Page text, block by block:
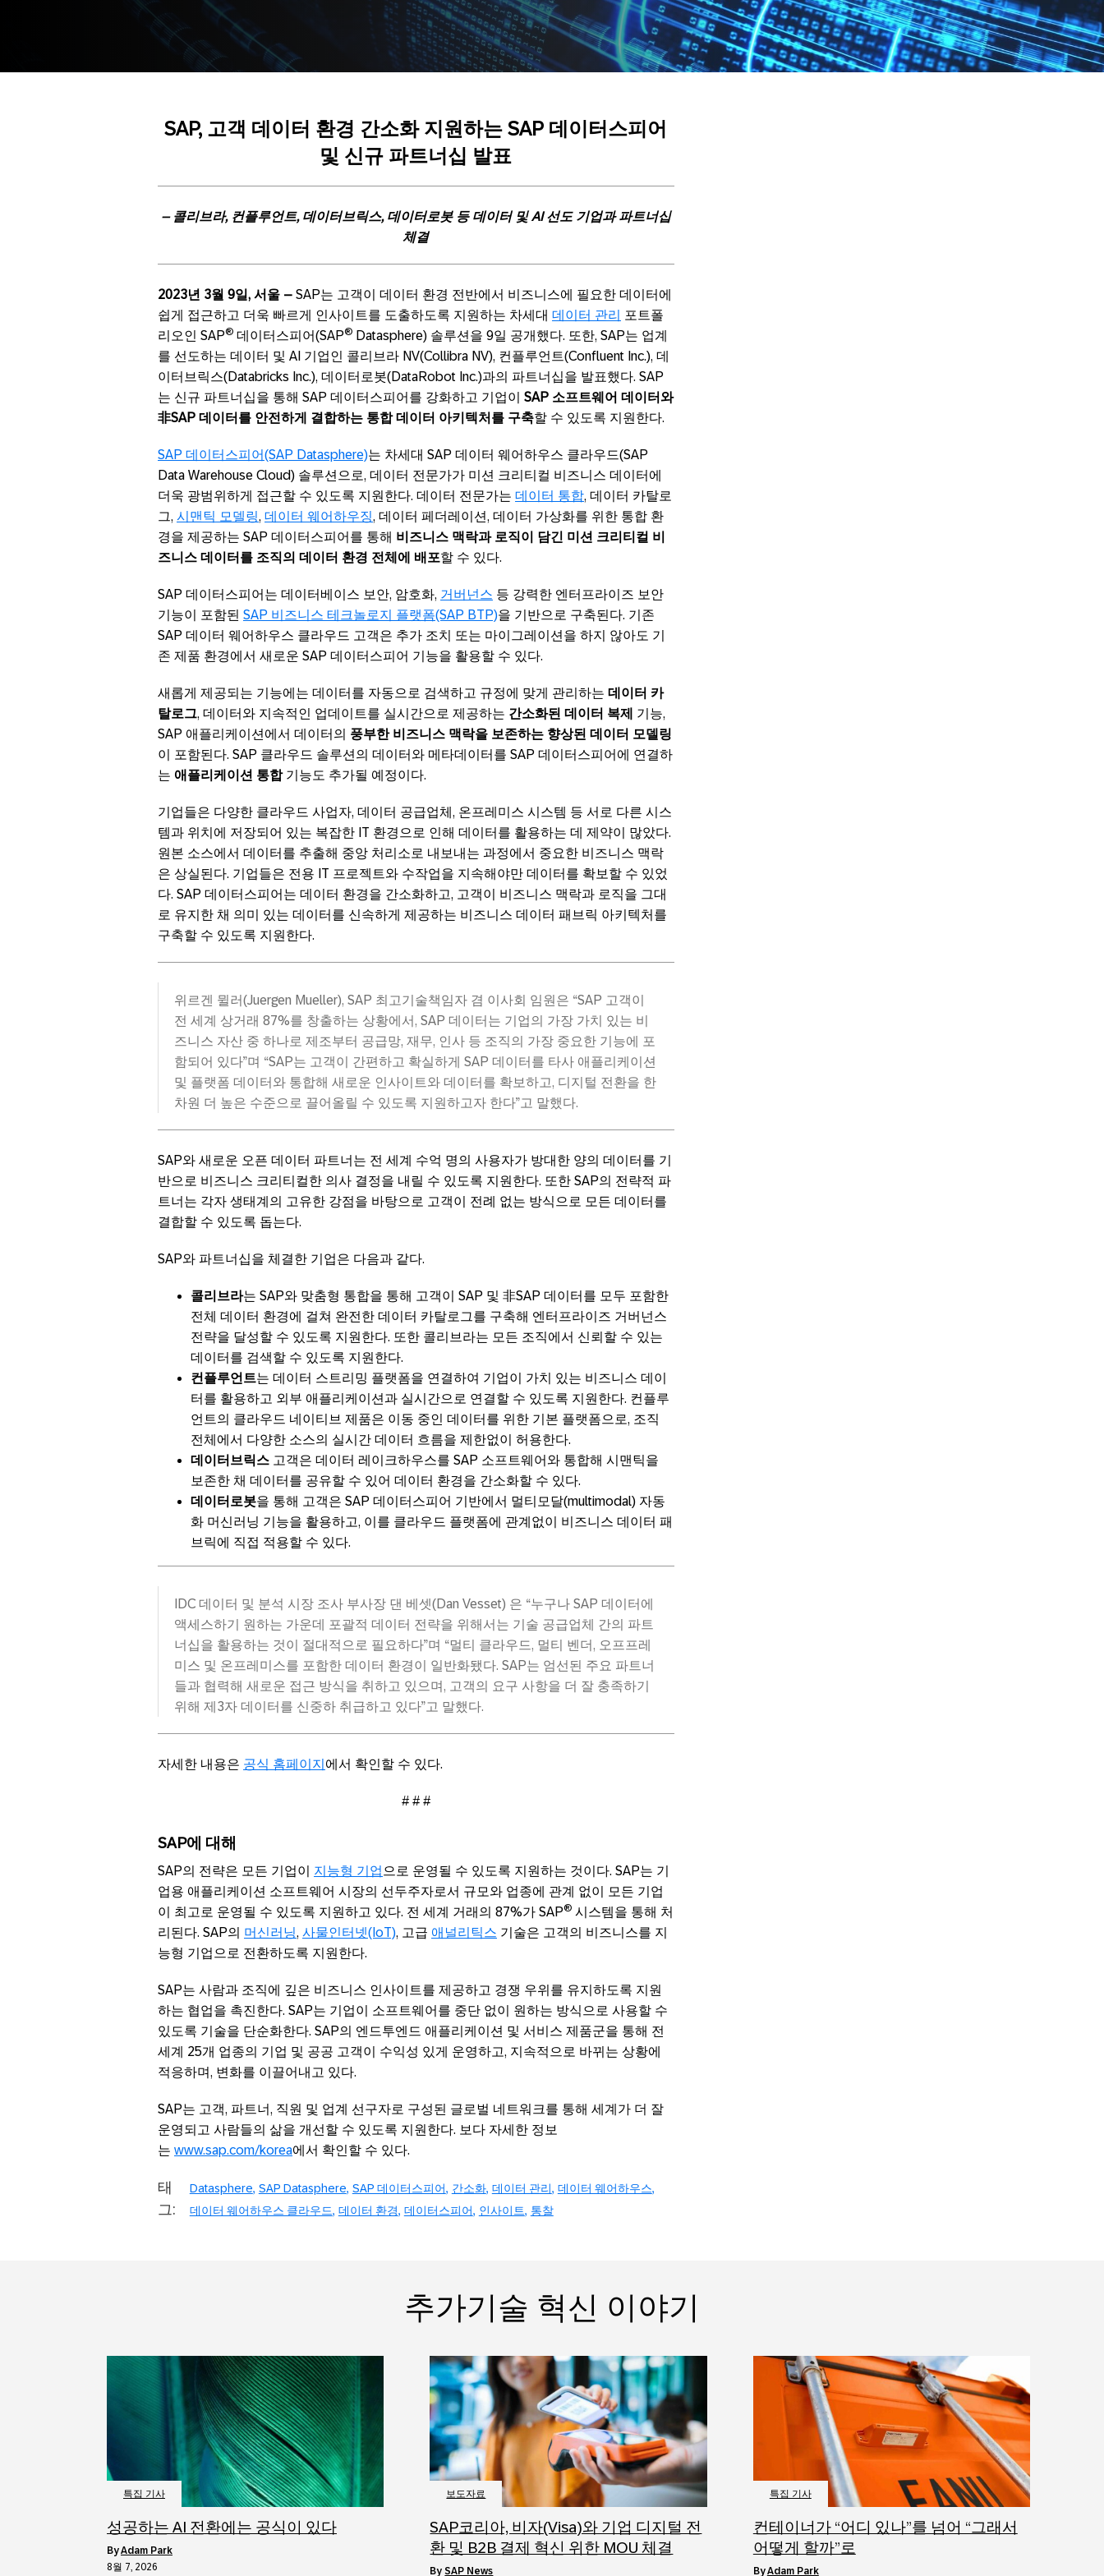
SAP, 고객 데이터 환경 간소화 지원하는SAP 데이터스피어
및 신규 파트너십 발표
– 콜리브라, 컨플루언트, 데이터브릭스, 데이터로봇 등 데이터 및 AI선도 기업과 파트너십
체결
2023년 3월 9일, 서울 – SAP는 고객이 데이터 환경 전반에서 비즈니스에 필요한 데이터에
쉽게 접근하고 더욱 빠르게 인사이트를 도출하도록 지원하는 차세대 데이터 관리
포트폴
리오인 SAP® 데이터스피어(SAP® Datasphere) 솔루션을 9일 공개했다. 또한, SAP는 업계
를 선도하는 데이터 및 AI 기업인 콜리브라 NV(Collibra NV), 컨플루언트(Confluent Inc.), 데
이터브릭스(Databricks Inc.), 데이터로봇(DataRobot Inc.)과의 파트너십을 발표했다. SAP
는 신규 파트너십을 통해 SAP 데이터스피어를 강화하고 기업이
SAP 소프트웨어 데이터와
非SAP 데이터를 안전하게 결합하는 통합 데이터 아키텍처를 구축할 수 있도록 지원한다.
SAP 데이터스피어(SAP Datasphere)는 차세대 SAP 데이터 웨어하우스 클라우드(SAP
Data Warehouse Cloud) 솔루션으로, 데이터 전문가가 미션 크리티컬 비즈니스 데이터에
더욱 광범위하게 접근할 수 있도록 지원한다. 데이터 전문가는 데이터 통합, 데이터 카탈로
그, 시맨틱 모델링, 데이터 웨어하우징, 데이터 페더레이션, 데이터 가상화를 위한 통합 환
경을 제공하는 SAP 데이터스피어를 통해 비즈니스 맥락과 로직이 담긴 미션 크리티컬 비
즈니스 데이터를 조직의 데이터 환경 전체에 배포할 수 있다.
SAP 데이터스피어는 데이터베이스 보안, 암호화, 거버넌스 등 강력한 엔터프라이즈 보안
기능이 포함된 SAP 비즈니스 테크놀로지 플랫폼(SAP BTP)을 기반으로 구축된다. 기존
SAP 데이터 웨어하우스 클라우드 고객은 추가 조치 또는 마이그레이션을 하지 않아도 기
존 제품 환경에서 새로운 SAP 데이터스피어 기능을 활용할 수 있다.
새롭게 제공되는 기능에는 데이터를 자동으로 검색하고 규정에 맞게 관리하는 데이터 카
탈로그, 데이터와 지속적인 업데이트를 실시간으로 제공하는 간소화된 데이터 복제
기능,
SAP 애플리케이션에서 데이터의 풍부한 비즈니스 맥락을 보존하는 향상된 데이터 모델링
이 포함된다. SAP 클라우드 솔루션의 데이터와 메타데이터를 SAP 데이터스피어에 연결하
는 애플리케이션 통합기능도 추가될 예정이다.
기업들은 다양한 클라우드 사업자, 데이터 공급업체, 온프레미스 시스템 등 서로 다른 시스
템과 위치에 저장되어 있는 복잡한 IT 환경으로 인해 데이터를 활용하는 데 제약이 많았다.
원본 소스에서 데이터를 추출해 중앙 처리소로 내보내는 과정에서 중요한 비즈니스 맥락
은 상실된다. 기업들은 전용 IT 프로젝트와 수작업을 지속해야만 데이터를 확보할 수 있었
다. SAP 데이터스피어는 데이터 환경을 간소화하고, 고객이 비즈니스 맥락과 로직을 그대
로 유지한 채 의미 있는 데이터를 신속하게 제공하는 비즈니스 데이터 패브릭 아키텍처를
구축할 수 있도록 지원한다.
위르겐 뮐러(Juergen Mueller), SAP 최고기술책임자 겸 이사회 임원은 “SAP 고객이
전 세계 상거래 87%를 창출하는 상황에서, SAP 데이터는 기업의 가장 가치 있는 비
즈니스 자산 중 하나로 제조부터 공급망, 재무, 인사 등 조직의 가장 중요한 기능에 포
함되어 있다”며 “SAP는 고객이 간편하고 확실하게 SAP 데이터를 타사 애플리케이션
및 플랫폼 데이터와 통합해 새로운 인사이트와 데이터를 확보하고, 디지털 전환을 한
차원 더 높은 수준으로 끌어올릴 수 있도록 지원하고자 한다”고 말했다.
SAP와 새로운 오픈 데이터 파트너는 전 세계 수억 명의 사용자가 방대한 양의 데이터를 기
반으로 비즈니스 크리티컬한 의사 결정을 내릴 수 있도록 지원한다. 또한 SAP의 전략적 파
트너는 각자 생태계의 고유한 강점을 바탕으로 고객이 전례 없는 방식으로 모든 데이터를
결합할 수 있도록 돕는다.
SAP와 파트너십을 체결한 기업은 다음과 같다.
콜리브라는 SAP와 맞춤형 통합을 통해 고객이 SAP 및 非SAP 데이터를 모두 포함한
전체 데이터 환경에 걸쳐 완전한 데이터 카탈로그를 구축해 엔터프라이즈 거버넌스
전략을 달성할 수 있도록 지원한다. 또한 콜리브라는 모든 조직에서 신뢰할 수 있는
데이터를 검색할 수 있도록 지원한다.
컨플루언트는 데이터 스트리밍 플랫폼을 연결하여 기업이 가치 있는 비즈니스 데이
터를 활용하고 외부 애플리케이션과 실시간으로 연결할 수 있도록 지원한다. 컨플루
언트의 클라우드 네이티브 제품은 이동 중인 데이터를 위한 기본 플랫폼으로, 조직
전체에서 다양한 소스의 실시간 데이터 흐름을 제한없이 허용한다.
데이터브릭스 고객은 데이터 레이크하우스를 SAP 소프트웨어와 통합해 시맨틱을
보존한 채 데이터를 공유할 수 있어 데이터 환경을 간소화할 수 있다.
데이터로봇을 통해 고객은 SAP 데이터스피어 기반에서 멀티모달(multimodal) 자동
화 머신러닝 기능을 활용하고, 이를 클라우드 플랫폼에 관계없이 비즈니스 데이터 패
브릭에 직접 적용할 수 있다.
IDC 데이터 및 분석 시장 조사 부사장 댄 베셋(Dan Vesset) 은 “누구나 SAP 데이터에
액세스하기 원하는 가운데 포괄적 데이터 전략을 위해서는 기술 공급업체 간의 파트
너십을 활용하는 것이 절대적으로 필요하다”며 “멀티 클라우드, 멀티 벤더, 오프프레
미스 및 온프레미스를 포함한 데이터 환경이 일반화됐다. SAP는 엄선된 주요 파트너
들과 협력해 새로운 접근 방식을 취하고 있으며, 고객의 요구 사항을 더 잘 충족하기
위해 제3자 데이터를 신중하 취급하고 있다”고 말했다.
자세한 내용은 공식 홈페이지 에서 확인할 수 있다.
# # #
SAP에 대해
SAP의 전략은 모든 기업이 지능형 기업 으로 운영될 수 있도록 지원하는 것이다. SAP는 기
업용 애플리케이션 소프트웨어 시장의 선두주자로서 규모와 업종에 관계 없이 모든 기업
이 최고로 운영될 수 있도록 지원하고 있다. 전 세계 거래의 87%가 SAP® 시스템을 통해 처
리된다. SAP의 머신러닝, 사물인터넷(IoT), 고급 애널리틱스 기술은 고객의 비즈니스를 지
능형 기업으로 전환하도록 지원한다.
SAP는 사람과 조직에 깊은 비즈니스 인사이트를 제공하고 경쟁 우위를 유지하도록 지원
하는 협업을 촉진한다. SAP는 기업이 소프트웨어를 중단 없이 원하는 방식으로 사용할 수
있도록 기술을 단순화한다. SAP의 엔드투엔드 애플리케이션 및 서비스 제품군을 통해 전
세계 25개 업종의 기업 및 공공 고객이 수익성 있게 운영하고, 지속적으로 바뀌는 상황에
적응하며, 변화를 이끌어내고 있다.
SAP는 고객, 파트너, 직원 및 업계 선구자로 구성된 글로벌 네트워크를 통해 세계가 더 잘
운영되고 사람들의 삶을 개선할 수 있도록 지원한다. 보다 자세한 정보
는 www.sap.com/korea에서 확인할 수 있다.
태
그:
Datasphere SAP Datasphere SAP 데이터스피어 간소화 데이터 관리 데이터 웨어하우스
데이터 웨어하우스 클라우드 데이터 환경 데이터스피어 인사이트 통찰
추가기술 혁신 이야기
특집 기사
성공하는 AI 전환에는 공식이 있다
byAdam Park
8월 7, 2026
보도자료
SAP코리아, 비자(Visa)와 기업 디지털 전
환 및 B2B 결제 혁신 위한 MOU 체결
bySAP News
특집 기사
컨테이너가 “어디 있나”를 넘어 “그래서
어떻게 할까”로
byAdam Park